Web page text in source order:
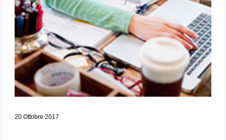
20 Ottobre 2017